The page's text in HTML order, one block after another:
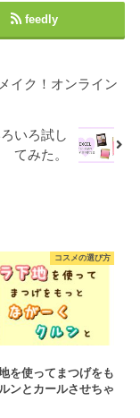
feedly
イク！オンライン
いろ試し
てみた。
コスメの選び方
を使ってまつげをも
ンとカールさせちゃ